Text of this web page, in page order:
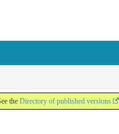
the Directory of published versions